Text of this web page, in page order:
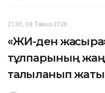
21:36, 08 Тамыз 2026
«ЖИ-ден
тұлпарының
талқыланып